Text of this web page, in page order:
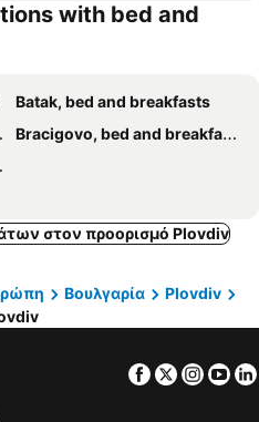
with bed and
Batak, bed and breakfasts
Bracigovo, bed and breakfasts
στον προορισμό Plovdiv
Βουλγαρία
Plovdiv
Facebook
Twitter